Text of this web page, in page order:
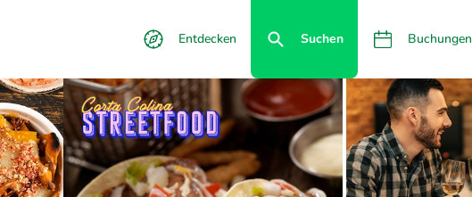
Entdecken Suchen Buchungen